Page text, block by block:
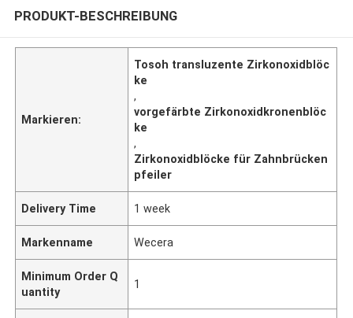
PRODUKT-BESCHREIBUNG
Markieren:
Tosoh transluzente Zirkonoxidblöc
ke
,
vorgefärbte Zirkonoxidkronenblöc
ke
,
Zirkonoxidblöcke für Zahnbrücken
pfeiler
Delivery Time 1 week
Markenname Wecera
Minimum Order Q
uantity
1